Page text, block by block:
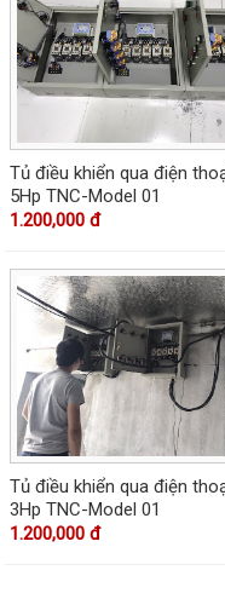
Tủ điều khiển qua điện
5Hp TNC-Model 01
1.200,000 đ
Tủ điều khiển qua điện
3Hp TNC-Model 01
1.200,000 đ